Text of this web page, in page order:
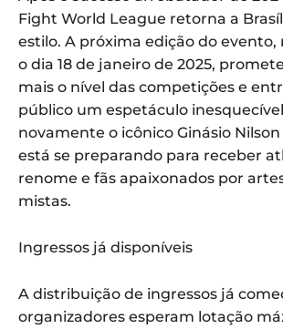
Fight World League retorna a
estilo. A próxima edição do evento,
o dia 18 de janeiro de 2025,
mais o nível das competições e
público um espetáculo
novamente o icônico Ginásio
está se preparando para receber
renome e fãs apaixonados por
mistas.
Ingressos já disponíveis
A distribuição de ingressos já
organizadores esperam lotação